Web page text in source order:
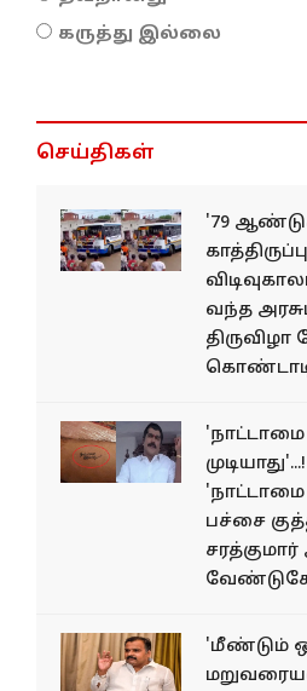
கருத்து இல்லை
செய்திகள்
'79
வந்த
'நாட்டாமை
பச்சை
சரத்குமார்
'மீண்டும்